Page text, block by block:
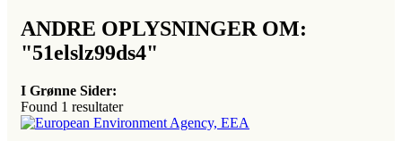
ANDRE OPLYSNINGER OM:
"51elslz99ds4"
I Grønne Sider:
Found 1 resultater